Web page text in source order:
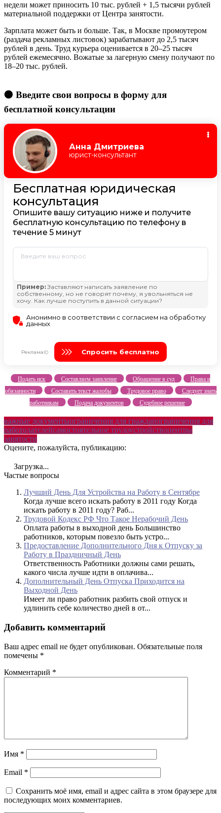
недели может приносить 10 тыс. рублей + 1,5 тысячи рублей
материальной поддержки от Центра занятости.
Зарплата может быть и больше. Так, в Москве промоутером
(раздача рекламных листовок) зарабатывают до 2,5 тысяч
рублей в день. Труд курьера оценивается в 20–25 тысяч
рублей ежемесячно. Вожатые за лагерную смену получают по
18–20 тыс. рублей.
🟠 Введите свои вопросы в форму для
бесплатной консультации
Подать иск Составляем заявление Обращение в суд
Права и
обязанности
Составить текст жалобы Трудовое право
Следует знать
работникам
Подача документов Судебное решение
важные документыограничения для гражданограничения для
работодателейсамостоятельное трудоустройствоцентры
занятости
Оцените, пожалуйста, публикацию:
Загрузка...
Частые вопросы
Лучший День Для Устройства на Работу в Сентябре
Когда лучше всего искать работу в 2011 году Когда
искать работу в 2011 году? Раб...
Трудовой Кодекс РФ Что Такое Нерабочий День
Оплата работы в выходной день Большинство
работников, которым повезло быть устро...
Предоставление Дополнительного Дня к Отпуску за
Работу в Праздничный День
Ответственность Работники должны сами решать,
какого числа лучше идти в оплачива...
Дополнительный День Отпуска Приходится на
Выходной День
Имеет ли право работник разбить свой отпуск и
удлинить себе количество дней в от...
Добавить комментарий
Ваш адрес email не будет опубликован. Обязательные поля
помечены *
Комментарий *
Имя *
Email *
Сохранить моё имя, email и адрес сайта в этом браузере для
последующих моих комментариев.